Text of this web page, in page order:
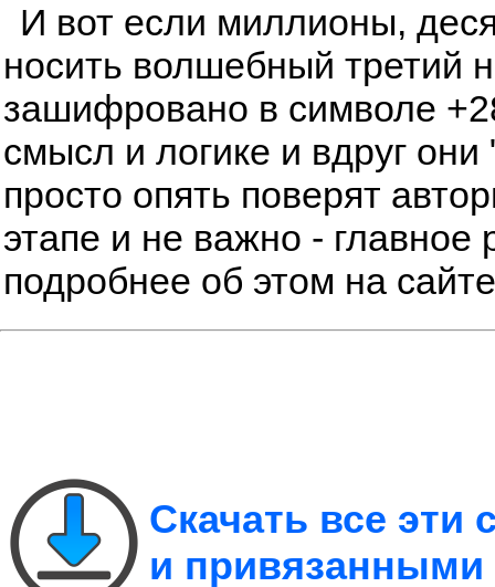
И вот если миллионы,
носить волшебный третий
зашифровано в символе
смысл и логике и вдруг
просто опять поверят
этапе и не важно - главное
подробнее об этом на
Скачать все
и